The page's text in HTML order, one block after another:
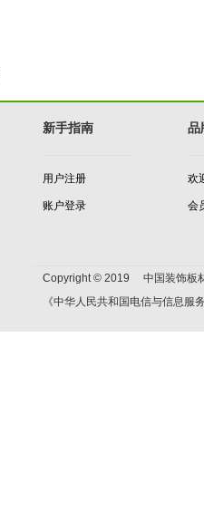
新手指南
用户注册
账户登录
品
欢
会
Copyright © 2019 中国装饰板
《中华人民共和国电信与信息